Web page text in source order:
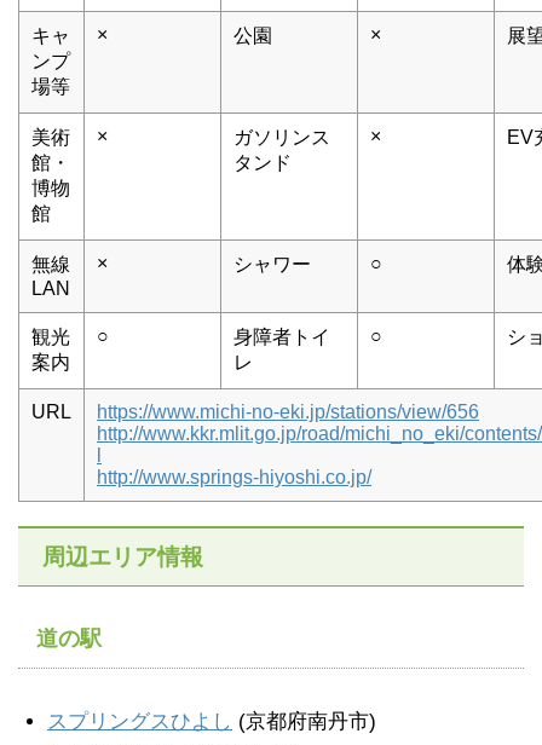
キャ
ンプ
場等
× 公園 × 展
美術
館・
博物
館
×
ガソリンス
タンド
× EV
無線
LAN
× シャワー ○ 体
観光
案内
○
身障者トイ
レ
○ シ
URL
https://www.michi-no-eki.jp/stations/view/656
http://www.kkr.mlit.go.jp/road/michi_no_eki/
http://www.springs-hiyoshi.co.jp/
周辺エリア情報
道の駅
スプリングスひよし (京都府南丹市)